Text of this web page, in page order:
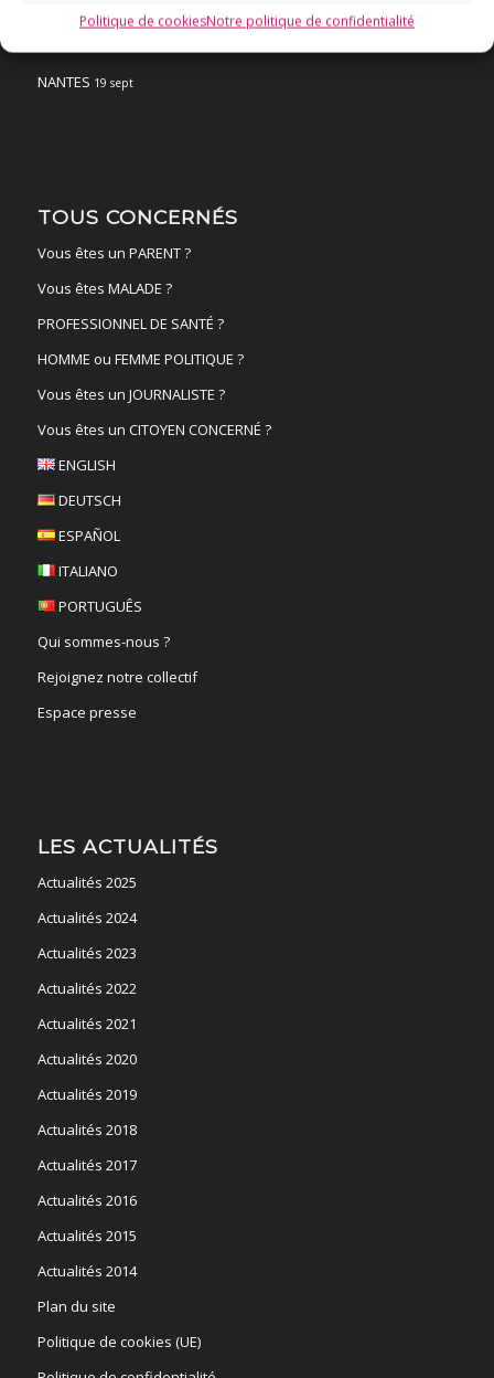
Politique de cookiesNotre politique de confidentialité
ACTUALITÉS
NANTES 19 sept
TOUS CONCERNÉS
Vous êtes un PARENT ?
Vous êtes MALADE ?
PROFESSIONNEL DE SANTÉ ?
HOMME ou FEMME POLITIQUE ?
Vous êtes un JOURNALISTE ?
Vous êtes un CITOYEN CONCERNÉ ?
ENGLISH
DEUTSCH
ESPAÑOL
ITALIANO
PORTUGUÊS
Qui sommes-nous ?
Rejoignez notre collectif
Espace presse
LES ACTUALITÉS
Actualités 2025
Actualités 2024
Actualités 2023
Actualités 2022
Actualités 2021
Actualités 2020
Actualités 2019
Actualités 2018
Actualités 2017
Actualités 2016
Actualités 2015
Actualités 2014
Plan du site
Politique de cookies (UE)